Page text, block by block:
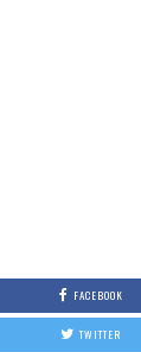
FACEBOOK
TWITTER